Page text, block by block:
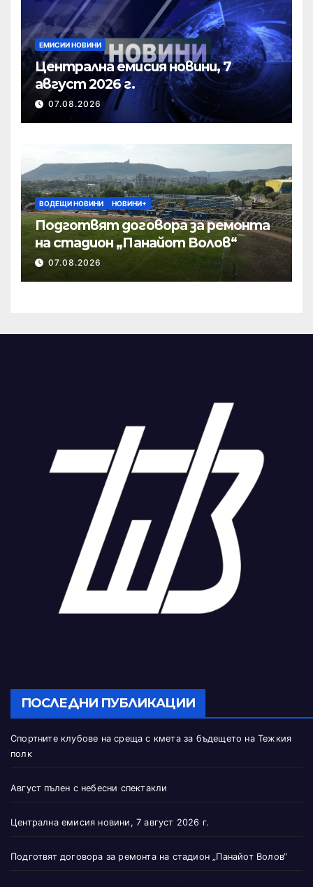
ЕМИСИИ НОВИНИ
Централна емисия новини, 7
август 2026 г.
07.08.2026
ВОДЕЩИ НОВИНИ НОВИНИ+
Подготвят договора за ремонта
на стадион „Панайот Волов“
07.08.2026
ПОСЛЕДНИ ПУБЛИКАЦИИ
Спортните клубове на среща с кмета за бъдещето на Тежкия
полк
Август пълен с небесни спектакли
Централна емисия новини, 7 август 2026 г.
Подготвят договора за ремонта на стадион „Панайот Волов“